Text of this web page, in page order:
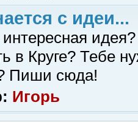
с идеи...
интересная
в Круге? Тебе
Пиши сюда!
Игорь